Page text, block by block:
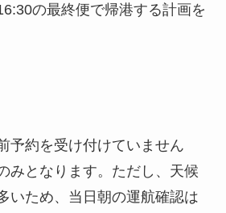
の最終便で帰港する計画を
予約を受け付けていません
みとなります。ただし、天候
いため、当日朝の運航確認は